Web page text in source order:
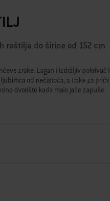
roštilja do širine od 152 cm
zrake. Lagan i izdržljiv pokrivač
od nečistoća, a trake za
dvorište kada malo jače zapuše.